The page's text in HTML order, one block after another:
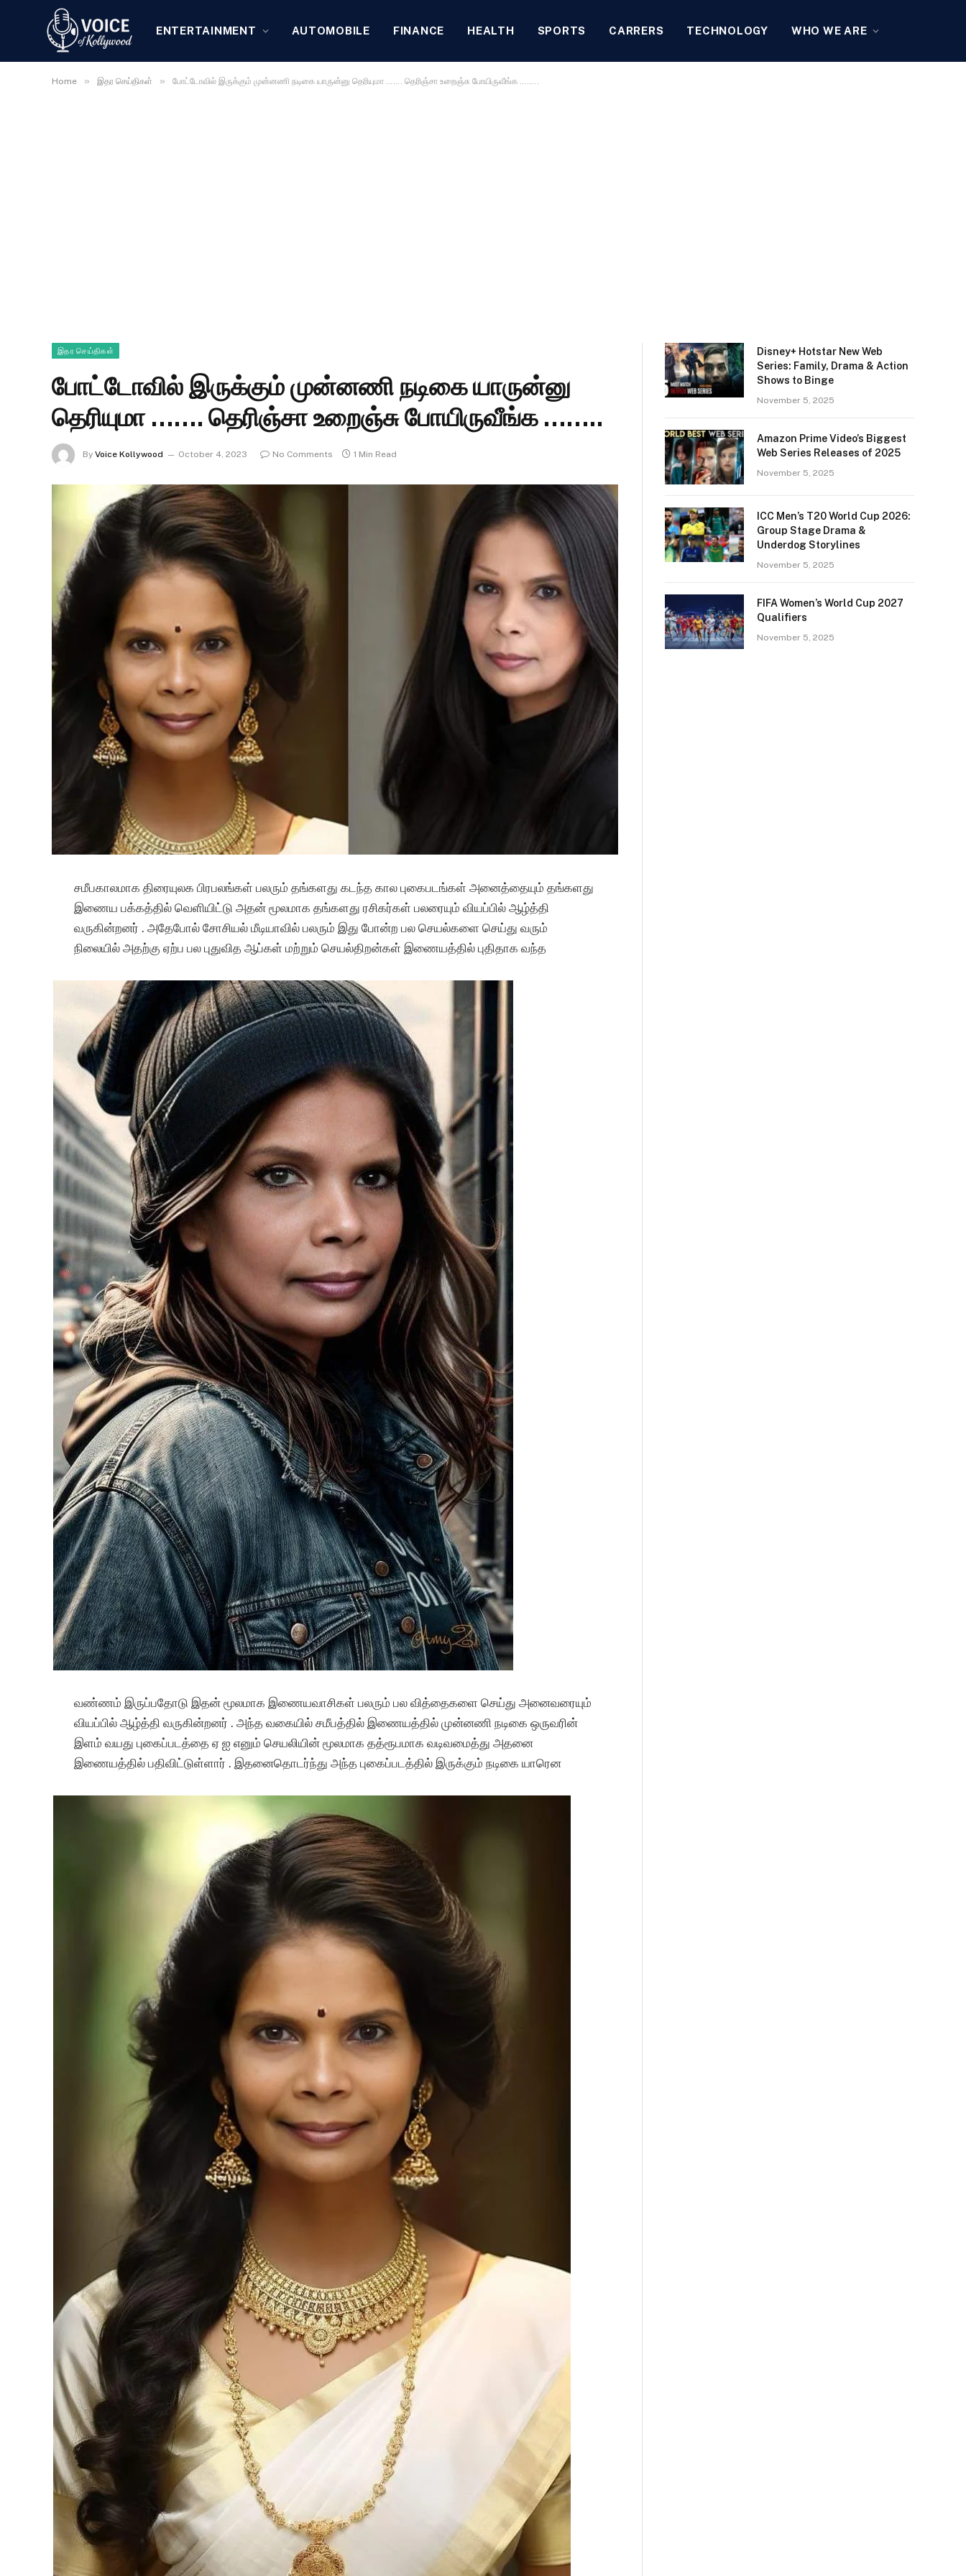
ENTERTAINMENT AUTOMOBILE FINANCE HEALTH SPORTS CARRERS TECHNOLOGY WHO WE ARE
Home » இதர செய்திகள் » போட்டோவில் இருக்கும் முன்னணி நடிகை யாருன்னு தெரியுமா ……. தெரிஞ்சா உறைஞ்சு போயிருவீங்க ……..
இதர செய்திகள்
போட்டோவில் இருக்கும் முன்னணி நடிகை யாருன்னு
தெரியுமா ……. தெரிஞ்சா உறைஞ்சு போயிருவீங்க ……..
By Voice Kollywood October 4, 2023 No Comments 1 Min Read
சமீபகாலமாக திரையுலக பிரபலங்கள் பலரும் தங்களது கடந்த கால புகைபடங்கள் அனைத்தையும் தங்களது
இணைய பக்கத்தில் வெளியிட்டு அதன் மூலமாக தங்களது ரசிகர்கள் பலரையும் வியப்பில் ஆழ்த்தி
வருகின்றனர் . அதேபோல் சோசியல் மீடியாவில் பலரும் இது போன்ற பல செயல்களை செய்து வரும்
நிலையில் அதற்கு ஏற்ப பல புதுவித ஆப்கள் மற்றும் செயல்திறன்கள் இணையத்தில் புதிதாக வந்த
வண்ணம் இருப்பதோடு இதன் மூலமாக இணையவாசிகள் பலரும் பல வித்தைகளை செய்து அனைவரையும்
வியப்பில் ஆழ்த்தி வருகின்றனர் . அந்த வகையில் சமீபத்தில் இணையத்தில் முன்னணி நடிகை ஒருவரின்
இளம் வயது புகைப்படத்தை ஏ ஐ எனும் செயலியின் மூலமாக தத்ரூபமாக வடிவமைத்து அதனை
இணையத்தில் பதிவிட்டுள்ளார் . இதனைதொடர்ந்து அந்த புகைப்படத்தில் இருக்கும் நடிகை யாரென
Disney+ Hotstar New Web
Series: Family, Drama & Action
Shows to Binge
November 5, 2025
Amazon Prime Video’s Biggest
Web Series Releases of 2025
November 5, 2025
ICC Men’s T20 World Cup 2026:
Group Stage Drama &
Underdog Storylines
November 5, 2025
FIFA Women’s World Cup 2027
Qualifiers
November 5, 2025